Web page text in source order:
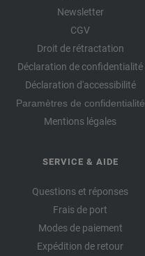
Newsletter
CGV
Droit de rétractation
Déclaration de confidentialité
Déclaration d'accessibilité
Paramètres de confidentialité
Mentions légales
SERVICE & AIDE
Questions et réponses
Frais de port
Modes de paiement
Expédition de retour